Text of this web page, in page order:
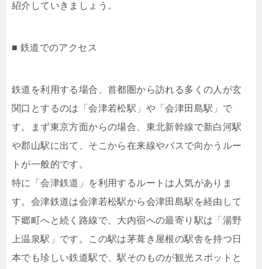
紹介していきましょう。
■ 鉄道でのアクセス
鉄道を利用する場合、首都圏から訪れる多くの人が玄
関口とするのは「会津若松駅」や「会津田島駅」で
す。まず東京方面からの場合、東北新幹線で新白河駅
や郡山駅に出て、そこから在来線やバスで向かうルー
トが一般的です。
特に「会津鉄道」を利用するルートは人気がありま
す。会津鉄道は会津若松駅から会津田島駅を経由して
下郷町へと続く路線で、大内宿への最寄り駅は「湯野
上温泉駅」です。この駅は茅葺き屋根の駅舎を持つ日
本でも珍しい鉄道駅で、駅そのものが観光スポットと